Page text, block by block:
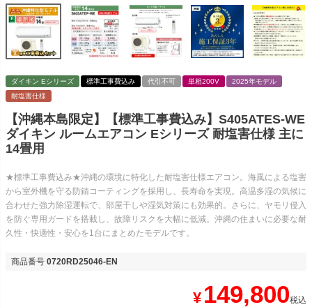
ダイキン Eシリーズ 標準工事費込み 代引不可 単相200V
2025年モデル
耐塩害仕様
【沖縄本島限定】【標準工事費込み】S405ATES-WE
ダイキン ルームエアコン Eシリーズ 耐塩害仕様 主に
14畳用
★標準工事費込み★沖縄の環境に特化した耐塩害仕様エアコン。海風による塩害
から室外機を守る防錆コーティングを採用し、長寿命を実現。高温多湿の気候に
合わせた強力除湿運転で、部屋干しや湿気対策にも効果的。さらに、ヤモリ侵入
を防ぐ専用ガードを搭載し、故障リスクを大幅に低減。沖縄の住まいに必要な耐
久性・快適性・安心を1台にまとめたモデルです。
商品番号 0720RD25046-EN
¥ 149,800税込